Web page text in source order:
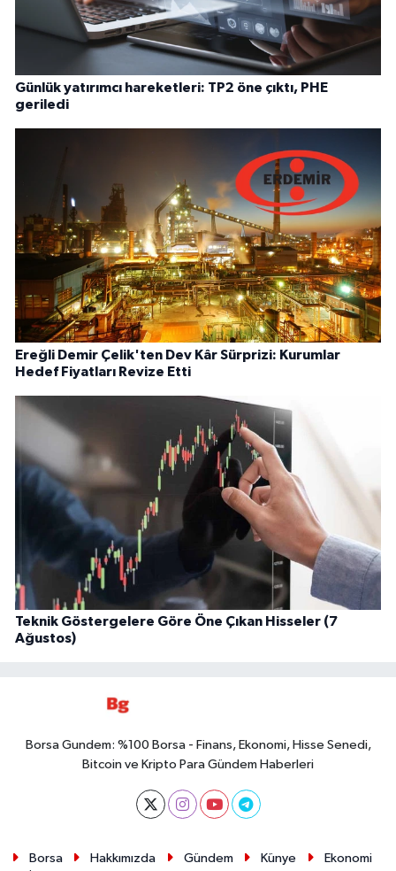
Günlük yatırımcı hareketleri: TP2 öne çıktı, PHE
geriledi
Ereğli Demir Çelik'ten Dev Kâr Sürprizi: Kurumlar
Hedef Fiyatları Revize Etti
Teknik Göstergelere Göre Öne Çıkan Hisseler (7
Ağustos)
Borsa Gundem: %100 Borsa - Finans, Ekonomi, Hisse Senedi,
Bitcoin ve Kripto Para Gündem Haberleri
Borsa Hakkımızda Gündem Künye Ekonomi